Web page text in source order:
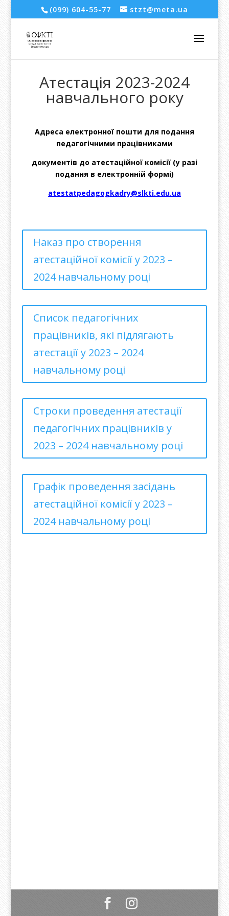
(099) 604-55-77 stzt@meta.ua
Атестація 2023-2024
навчального року
Адреса електронної пошти для подання
педагогічними працівниками
документів до атестаційної комісії (у разі
подання в електронній формі)
atestatpedagogkadry@slkti.edu.ua
Наказ про створення
атестаційної комісії у 2023 –
2024 навчальному році
Список педагогічних
працівників, які підлягають
атестації у 2023 – 2024
навчальному році
Строки проведення атестації
педагогічних працівників у
2023 – 2024 навчальному році
Графік проведення засідань
атестаційної комісії у 2023 –
2024 навчальному році